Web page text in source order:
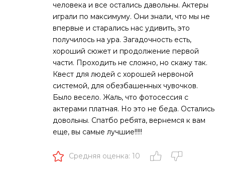
человека и все остались давольны. Актеры
играли по максимуму. Они знали, что мы не
впервые и старались нас удивить, это
получилось на ура. Загадочность есть,
хороший сюжет и продолжение первой
части. Проходить не сложно, но скажу так.
Квест для людей с хорошей нервоной
системой, для обезбашенных чувочков.
Было весело. Жаль, что фотосессия с
актерами платная. Но это не беда. Остались
довольны. Спатбо ребята, вернемся к вам
еще, вы самые лучшие!!!!!
Средняя оценка: 10